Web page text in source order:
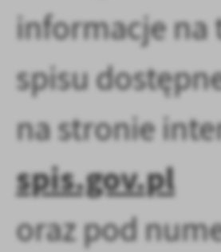
informacje na
spisu
na stronie
spis.gov.pl
oraz pod